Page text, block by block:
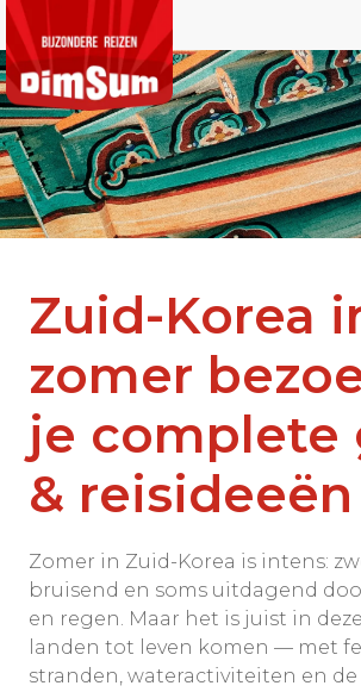
Zuid-Korea
zomer
je complete
& reisideeën
Zomer in Zuid-Korea is intens:
bruisend en soms uitdagend
en regen. Maar het is juist in
landen tot leven komen — met
stranden, wateractiviteiten en